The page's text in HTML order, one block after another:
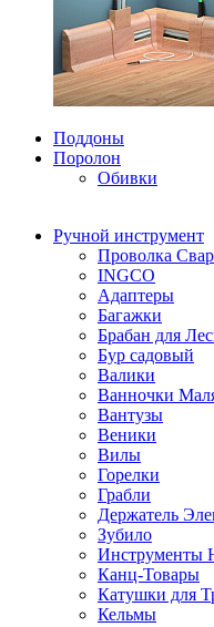
Поддоны
Поролон
Обивки
Ручной инструмент
Проволка
INGCO
Адаптеры
Багажки
Брабан для
Бур садовый
Валики
Ванночки
Вантузы
Веники
Вилы
Горелки
Грабли
Держатель
Зубило
Инструменты
Канц-Товары
Катушки для
Кельмы